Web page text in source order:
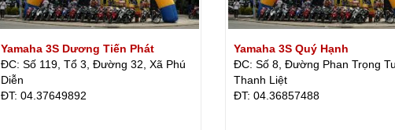
Yamaha 3S Dương Tiến Phát
ĐC: Số 119, Tổ 3, Đường 32, Xã Phú
Diễn
ÐT: 04.37649892
Yamaha 3S Quý Hạnh
ĐC: Số 8, Đường Phan Trọng
Thanh Liệt
ÐT: 04.36857488